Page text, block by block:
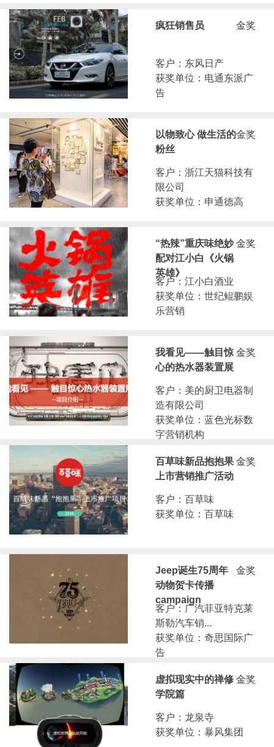
金奖
疯狂销售员
客户：东风日产
获奖单位：电通东派广
告
金奖
以物致心 做生活的
粉丝
客户：浙江天猫科技有
限公司
获奖单位：申通德高
金奖
“热辣”重庆味绝妙
配对江小白《火锅
英雄》
客户：江小白酒业
获奖单位：世纪鲲鹏娱
乐营销
金奖
我看见——触目惊
心的热水器装置展
客户：美的厨卫电器制
造有限公司
获奖单位：蓝色光标数
字营销机构
金奖
百草味新品抱抱果
上市营销推广活动
客户：百草味
获奖单位：百草味
金奖
Jeep诞生75周年
动物贺卡传播
campaign
客户：广汽菲亚特克莱
斯勒汽车销...
获奖单位：奇思国际广
告
金奖
虚拟现实中的禅修
学院篇
客户：龙泉寺
获奖单位：暴风集团